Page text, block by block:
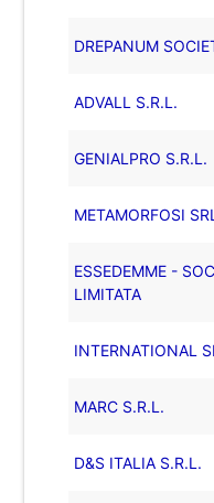
DREPANUM
ADVALL S.R.L.
GENIALPRO S.R.L.
METAMORFOSI SRL
ESSEDEMME -
LIMITATA
INTERNATIONAL
MARC S.R.L.
D&S ITALIA S.R.L.